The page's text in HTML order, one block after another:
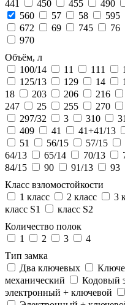
441
450 455 490
560
57 58 595
672
69 745 76
970
Объём, л
100/14
11 111
125/13
129 14
18
203 206 216
247
25 255 270
297/32
3 310
409
41 41+41/13
51
56/15 57/15
64/13
65/14 70/13
84/15
90 91/13
93
Класс взломостойкости
1 класс
2 класс 3
класс S1
класс S2
Количество полок
1
2 3
4
Тип замка
Два ключевых
механический
Кодовый
электронный + ключевой